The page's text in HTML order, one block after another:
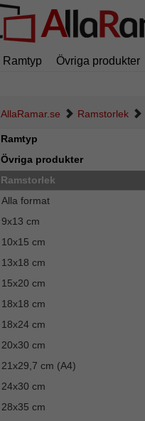
Ramtyp Övriga produkter
AllaRamar.se Ramstorlek
Ramtyp
Övriga produkter
Ramstorlek
Alla format
9x13 cm
10x15 cm
13x18 cm
15x20 cm
18x18 cm
18x24 cm
20x30 cm
21x29,7 cm (A4)
24x30 cm
28x35 cm